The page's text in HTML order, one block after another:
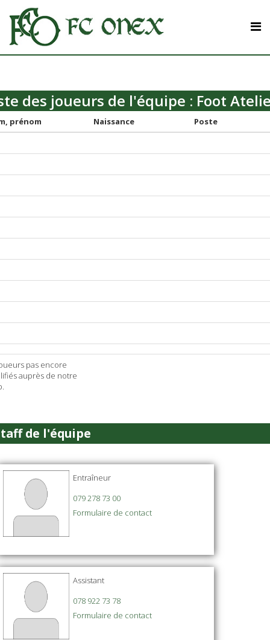
des joueurs de l'équipe : Foot
prénom Naissance Poste
pas encore
auprès de notre
de l'équipe
Entraîneur
079 278 73 00
Formulaire de contact
Assistant
078 922 73 78
Formulaire de contact